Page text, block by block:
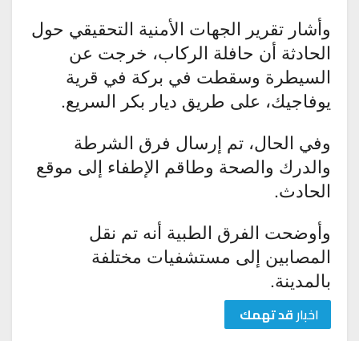
وأشار تقرير الجهات الأمنية التحقيقي حول
الحادثة أن حافلة الركاب، خرجت عن
السيطرة وسقطت في بركة في قرية
يوفاجيك، على طريق ديار بكر السريع.
وفي الحال، تم إرسال فرق الشرطة
والدرك والصحة وطاقم الإطفاء إلى موقع
الحادث.
وأوضحت الفرق الطبية أنه تم نقل
المصابين إلى مستشفيات مختلفة
بالمدينة.
اخبارقد تهمك